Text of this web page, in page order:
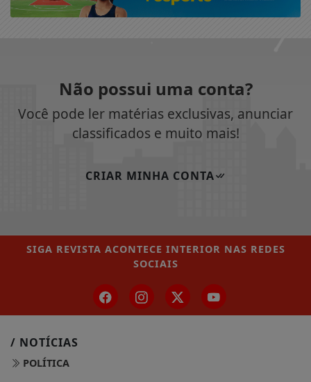
Não possui uma conta?
Você pode ler matérias exclusivas, anunciar
classificados e muito mais!
CRIAR MINHA CONTA
SIGA REVISTA ACONTECE INTERIOR NAS REDES
SOCIAIS
/ NOTÍCIAS
POLÍTICA